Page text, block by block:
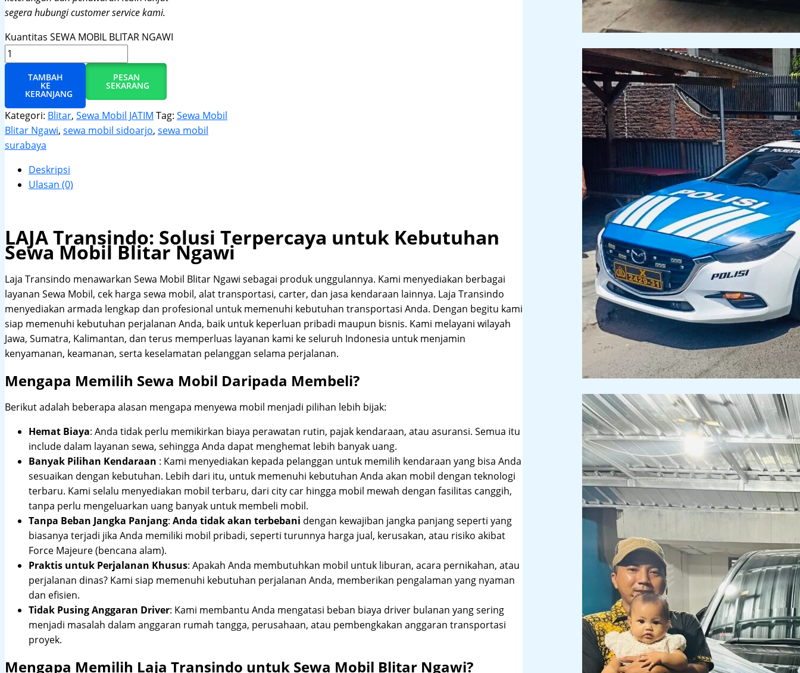
segera hubungi customer service kami.
Kuantitas SEWA MOBIL BLITAR NGAWI
TAMBAH
KE
KERANJANG
PESAN
SEKARANG
Kategori: Blitar, Sewa Mobil JATIM Tag: Sewa Mobil
Blitar Ngawi, sewa mobil sidoarjo, sewa mobil
surabaya
Deskripsi
Ulasan (0)
LAJA Transindo: Solusi Terpercaya untuk Kebutuhan
Sewa Mobil Blitar Ngawi
Laja Transindo menawarkan Sewa Mobil Blitar Ngawi sebagai produk unggulannya. Kami menyediakan berbagai
layanan Sewa Mobil, cek harga sewa mobil, alat transportasi, carter, dan jasa kendaraan lainnya. Laja Transindo
menyediakan armada lengkap dan profesional untuk memenuhi kebutuhan transportasi Anda. Dengan begitu kami
siap memenuhi kebutuhan perjalanan Anda, baik untuk keperluan pribadi maupun bisnis. Kami melayani wilayah
Jawa, Sumatra, Kalimantan, dan terus memperluas layanan kami ke seluruh Indonesia untuk menjamin
kenyamanan, keamanan, serta keselamatan pelanggan selama perjalanan.
Mengapa Memilih Sewa Mobil Daripada Membeli?
Berikut adalah beberapa alasan mengapa menyewa mobil menjadi pilihan lebih bijak:
Hemat Biaya: Anda tidak perlu memikirkan biaya perawatan rutin, pajak kendaraan, atau asuransi. Semua itu
include dalam layanan sewa, sehingga Anda dapat menghemat lebih banyak uang.
Banyak Pilihan Kendaraan : Kami menyediakan kepada pelanggan untuk memilih kendaraan yang bisa Anda
sesuaikan dengan kebutuhan. Lebih dari itu, untuk memenuhi kebutuhan Anda akan mobil dengan teknologi
terbaru. Kami selalu menyediakan mobil terbaru, dari city car hingga mobil mewah dengan fasilitas canggih,
tanpa perlu mengeluarkan uang banyak untuk membeli mobil.
Tanpa Beban Jangka Panjang: Anda tidak akan terbebani dengan kewajiban jangka panjang seperti yang
biasanya terjadi jika Anda memiliki mobil pribadi, seperti turunnya harga jual, kerusakan, atau risiko akibat
Force Majeure (bencana alam).
Praktis untuk Perjalanan Khusus: Apakah Anda membutuhkan mobil untuk liburan, acara pernikahan, atau
perjalanan dinas? Kami siap memenuhi kebutuhan perjalanan Anda, memberikan pengalaman yang nyaman
dan efisien.
Tidak Pusing Anggaran Driver: Kami membantu Anda mengatasi beban biaya driver bulanan yang sering
menjadi masalah dalam anggaran rumah tangga, perusahaan, atau pembengkakan anggaran transportasi
proyek.
Mengapa Memilih Laja Transindo untuk Sewa Mobil Blitar Ngawi?